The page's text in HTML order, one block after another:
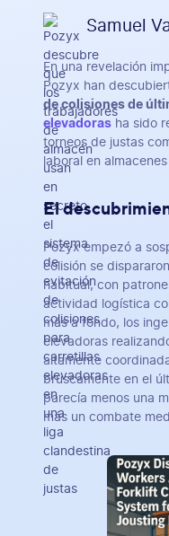
Samuel
En una revelación
Pozyx han
de colisiones de
elevadoras ha sido
torneos de justas
laboral en
El
Pozyx empezó a
colisión se
habitual, con
actividad logística
más a fondo, los
elevadoras
altamente
bruscamente en el
parecía menos una
más un combate